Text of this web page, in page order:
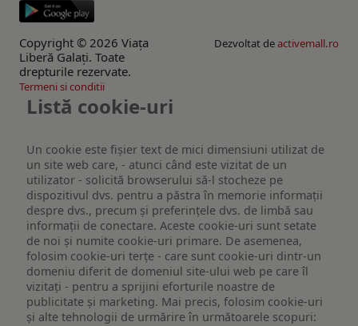
Copyright © 2026 Viaţa
Liberă Galaţi. Toate
drepturile rezervate.
Dezvoltat deactivemall.ro
Termeni si conditii
Listă cookie-uri
Un cookie este fişier text de mici dimensiuni utilizat de
un site web care, - atunci când este vizitat de un
utilizator - solicită browserului să-l stocheze pe
dispozitivul dvs. pentru a păstra în memorie informații
despre dvs., precum și preferințele dvs. de limbă sau
informații de conectare. Aceste cookie-uri sunt setate
de noi și numite cookie-uri primare. De asemenea,
folosim cookie-uri terțe - care sunt cookie-uri dintr-un
domeniu diferit de domeniul site-ului web pe care îl
vizitați - pentru a sprijini eforturile noastre de
publicitate și marketing. Mai precis, folosim cookie-uri
și alte tehnologii de urmărire în următoarele scopuri: